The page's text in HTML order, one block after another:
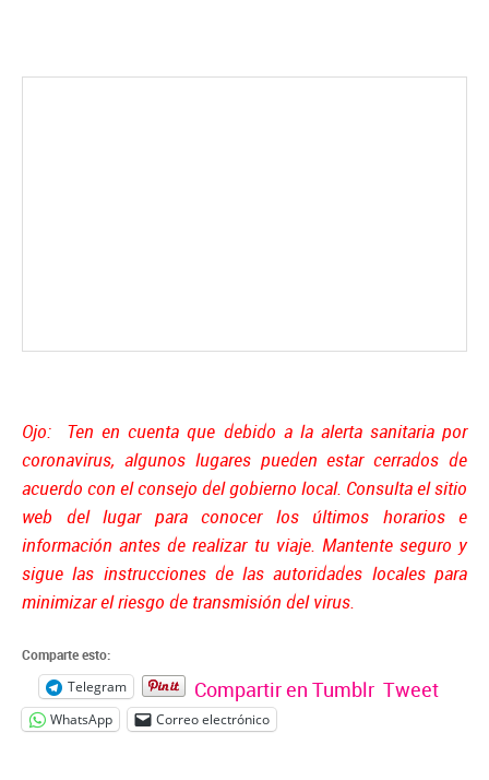
Ojo: Ten en cuenta que debido a la alerta sanitaria por
coronavirus, algunos lugares pueden estar cerrados de
acuerdo con el consejo del gobierno local. Consulta el sitio
web del lugar para conocer los últimos horarios e
información antes de realizar tu viaje. Mantente seguro y
sigue las instrucciones de las autoridades locales para
minimizar el riesgo de transmisión del virus.
Comparte esto:
Telegram Compartir en Tumblr Tweet
WhatsApp Correo electrónico